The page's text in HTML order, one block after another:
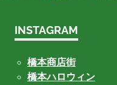
INSTAGRAM
橋本商店街
橋本ハロウィン